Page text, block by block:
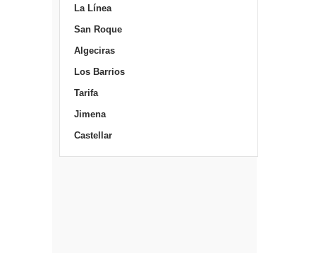
La Línea
San Roque
Algeciras
Los Barrios
Tarifa
Jimena
Castellar